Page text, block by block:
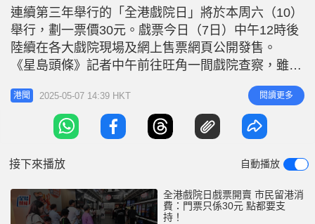
%
n
i
e
-
P
c
連續第三年舉行的「全港戲院日」將於本周六（10）
舉行，劃一票價30元。戲票今日（7日）中午12時後
陸續在各大戲院現場及網上售票網頁公開發售。
《星島頭條》記者中午前往旺角一間戲院查察，雖然
是工作日的中午，且雨勢不斷增強，但近30人在戲院
門口排隊買票，而戲院外亦有電子屏幕宣傳「全港戲
院日，劃一30元」。 巿民預早前來買票 市民李小姐
今日專程到來購票，她稱早前看到新聞時已打算買
港聞 2025-05-07 14:39 HKT 閱讀更多
接下來播放 自動播放
全港戲院日戲票開賣 市民留港消
費：門票只係30元 點都要支
持！